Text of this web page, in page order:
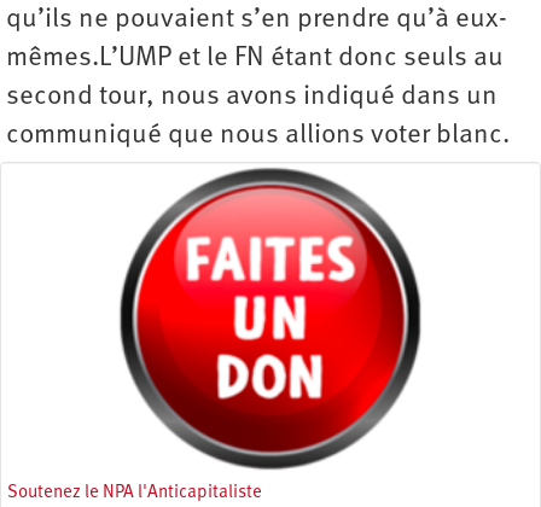
qu’ils ne pouvaient s’en prendre qu’à eux-
mêmes.L’UMP et le FN étant donc seuls au
second tour, nous avons indiqué dans un
communiqué que nous allions voter blanc.
Soutenez le NPA l'Anticapitaliste